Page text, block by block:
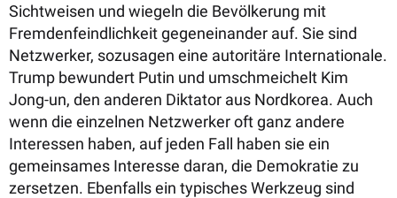
Sichtweisen und wiegeln die Bevölkerung mit
Fremdenfeindlichkeit gegeneinander auf. Sie sind
Netzwerker, sozusagen eine autoritäre Internationale.
Trump bewundert Putin und umschmeichelt Kim
Jong-un, den anderen Diktator aus Nordkorea. Auch
wenn die einzelnen Netzwerker oft ganz andere
Interessen haben, auf jeden Fall haben sie ein
gemeinsames Interesse daran, die Demokratie zu
zersetzen. Ebenfalls ein typisches Werkzeug sind